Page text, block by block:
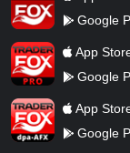
Google
TraderFox Pro
App
Google
TraderFox dpa-
App
Google